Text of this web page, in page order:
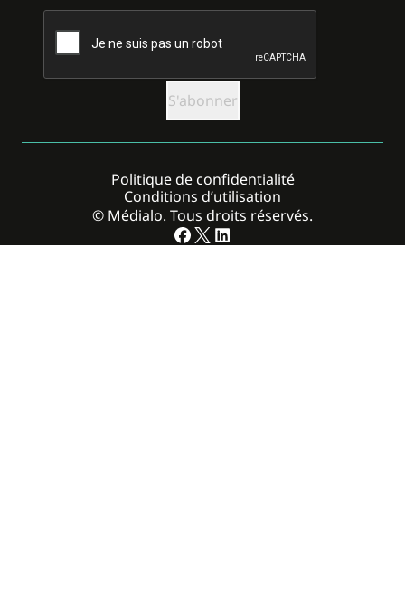
CAPTCHA
© Médialo. Tous droits réservés.
Politique de confidentialité
Conditions d’utilisation